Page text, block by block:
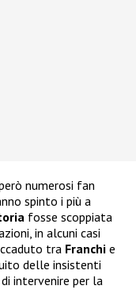
numerosi fan
spinto i più a
fosse scoppiata
in alcuni casi
tra Franchi e
delle insistenti
intervenire per la